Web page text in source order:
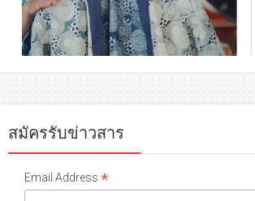
สมัครรับข่าวสาร
Email Address *